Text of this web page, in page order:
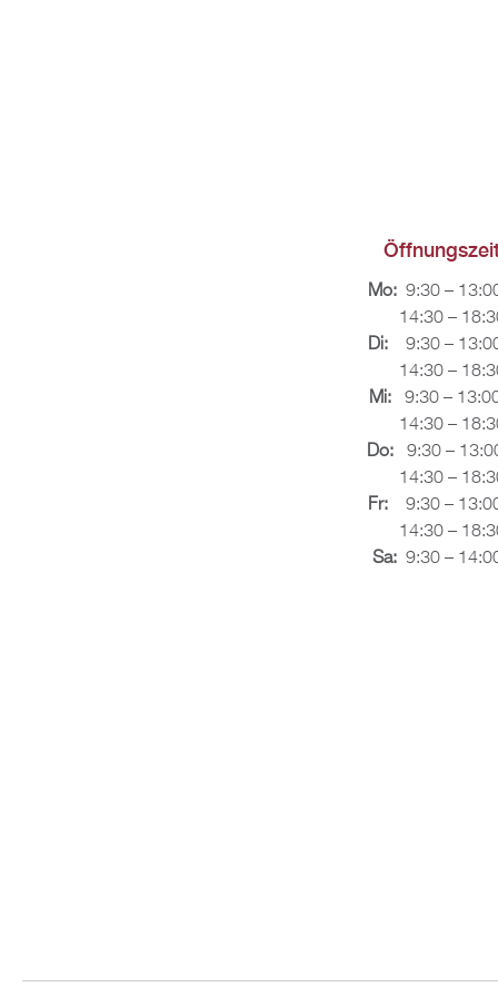
Mo:9:30 –
14:30 –
Di:
9:30 –
14:30 –
Mi:9:30 –
14:30 –
Do:
9:30 –
14:30 –
Fr:
9:30 –
14:30 –
Sa: 9:30 –